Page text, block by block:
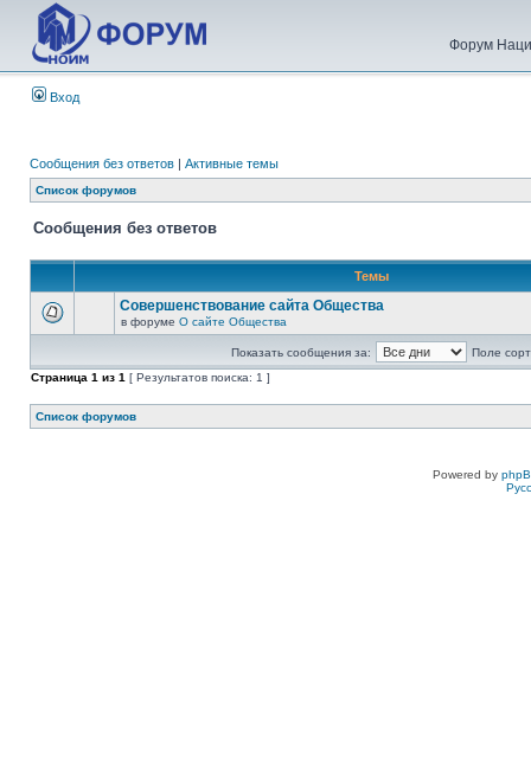
Форум
Вход
Сообщения без ответов | Активные темы
Список форумов
Сообщения без ответов
Темы
Совершенствование сайта Общества
в форуме О сайте Общества
Показать сообщения за:
Поле
Страница 1 из 1 [ Результатов поиска: 1 ]
Список форумов
Powered by